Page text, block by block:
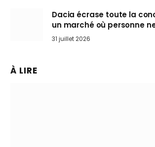
Dacia écrase toute la
un marché où personne
31 juillet 2026
À LIRE